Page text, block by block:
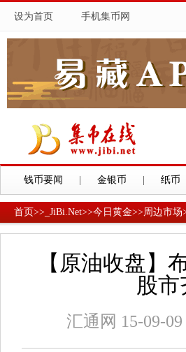
设为首页 手机集币网
钱币要闻 金银币 纸币
首页>> _JiBi.Net>>今日黄金>>周边市场
【原油收盘】
股
汇通网 15-09-09